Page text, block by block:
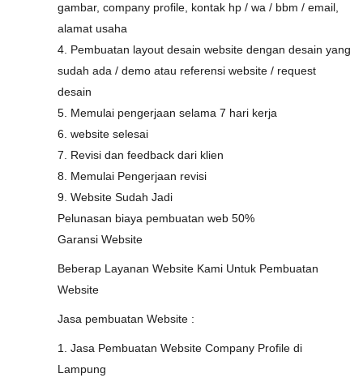
gambar, company profile, kontak hp / wa / bbm / email,
alamat usaha
4. Pembuatan layout desain website dengan desain yang
sudah ada / demo atau referensi website / request
desain
5. Memulai pengerjaan selama 7 hari kerja
6. website selesai
7. Revisi dan feedback dari klien
8. Memulai Pengerjaan revisi
9. Website Sudah Jadi
Pelunasan biaya pembuatan web 50%
Garansi Website
Beberap Layanan Website Kami Untuk Pembuatan
Website
Jasa pembuatan Website :
1. Jasa Pembuatan Website Company Profile di
Lampung